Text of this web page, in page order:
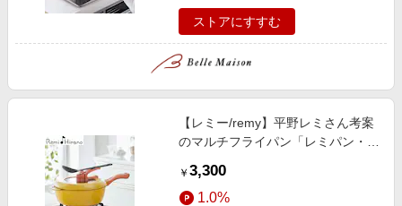
スポーツ・アウトドア・ゴルフ
旅行・レジャー・ホテル予約
金融・マネー・保険
デジタルコンテンツ
わくわく夏特集
とことん買い物チャレンジ
Qoo10メガポ
Samsung ボーナスキャンペーン
週末の高還元 夏の長期版
ストアにすすむ
【レミー/remy】平野レミさん考案
のマルチフライパン「レミパン・オ
￥ 3,300
1.0%